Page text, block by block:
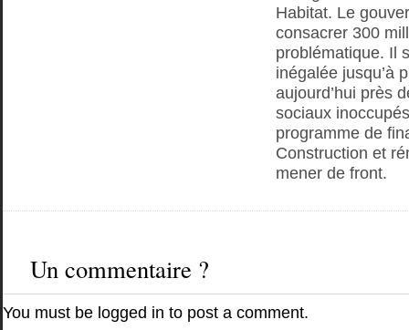
Habitat. Le
consacrer 300
problématique. Il
inégalée jusqu’à
aujourd’hui près
sociaux
programme de
Construction et
mener de front.
Un commentaire ?
You must be logged in to post a comment.